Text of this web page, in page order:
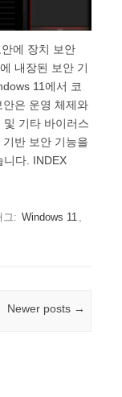
에 장치 보안
내장된 보안 기
11에서 코
은 운영 체제와
기타 바이러스
반 보안 기능을
다. INDEX
그: Windows 11 ,
Newer posts →